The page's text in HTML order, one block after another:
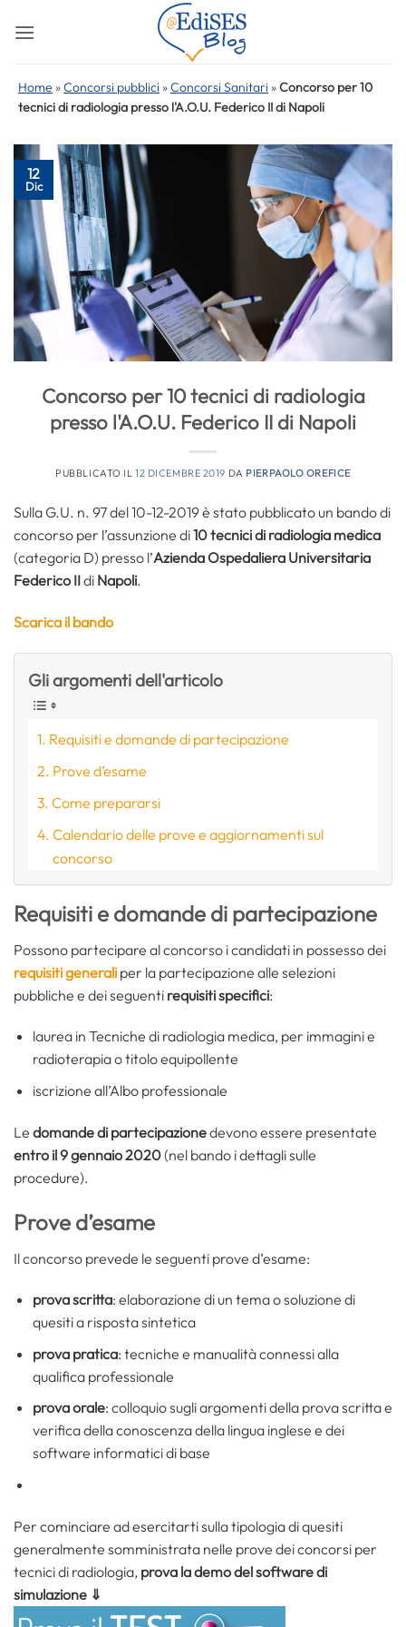
Home »Concorsi pubblici »Concorsi Sanitari »Concorso per 10
tecnici di radiologia presso l'A.O.U. Federico II di Napoli
12
Dic
Concorso per 10 tecnici di radiologia
presso l'A.O.U. Federico II di Napoli
PUBBLICATO IL12 DICEMBRE 2019 DA PIERPAOLO OREFICE
Sulla G.U. n. 97 del 10-12-2019 è stato pubblicato un bando di
concorso per l’assunzione di10 tecnici di radiologia medica
(categoria D) presso l’Azienda Ospedaliera Universitaria
Federico IIdi Napoli.
Scarica il bando
Gli argomenti dell'articolo
Requisiti e domande di partecipazione
Prove d’esame
Come prepararsi
Calendario delle prove e aggiornamenti sul
concorso
Requisiti e domande di partecipazione
Possono partecipare al concorso i candidati in possesso dei
requisiti generali per la partecipazione alle selezioni
pubbliche e dei seguenti requisiti specifici:
laurea in Tecniche di radiologia medica, per immagini e
radioterapia o titolo equipollente
iscrizione all’Albo professionale
Le domande di partecipazionedevono essere presentate
entro il 9 gennaio 2020(nel bando i dettagli sulle
procedure).
Prove d’esame
Il concorso prevede le seguenti prove d’esame:
prova scritta: elaborazione di un tema o soluzione di
quesiti a risposta sintetica
prova pratica: tecniche e manualità connessi alla
qualifica professionale
prova orale: colloquio sugli argomenti della prova scritta e
verifica della conoscenza della lingua inglese e dei
software informatici di base
Per cominciare ad esercitarti sulla tipologia di quesiti
generalmente somministrata nelle prove dei concorsi per
tecnici di radiologia, prova la demo del software di
simulazione ⇓